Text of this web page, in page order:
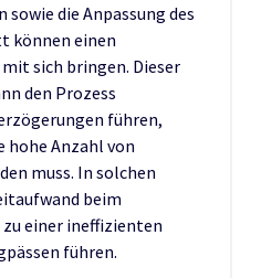
die Anpassung des
können einen
sich bringen. Dieser
den Prozess
führen,
hohe Anzahl von
muss. In solchen
beim
einer ineffizienten
führen.